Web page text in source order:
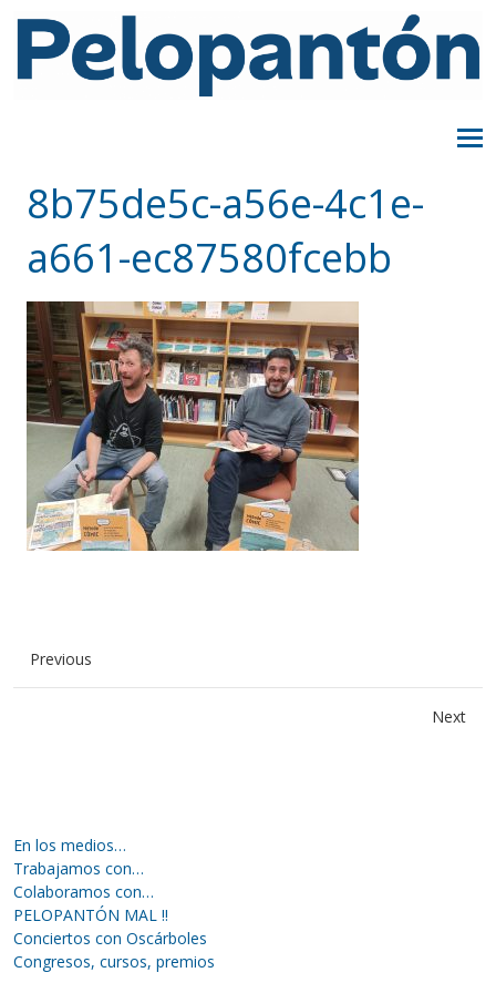
8b75de5c-a56e-4c1e-
a661-ec87580fcebb
Previous
Next
En los medios…
Trabajamos con…
Colaboramos con…
PELOPANTÓN MAL !!
Conciertos con Oscárboles
Congresos, cursos, premios